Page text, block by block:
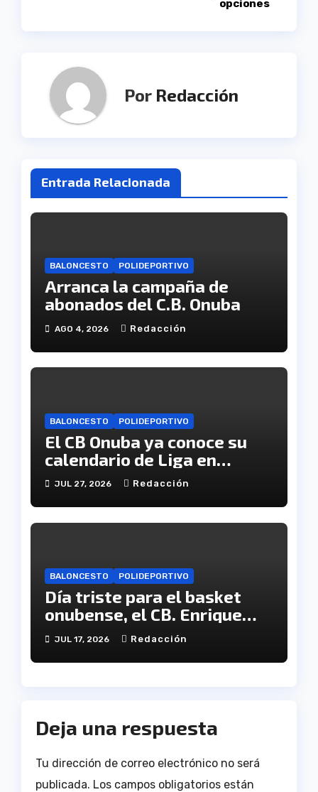
opciones
Por Redacción
Entrada Relacionada
BALONCESTO POLIDEPORTIVO
Arranca la campaña de
abonados del C.B. Onuba
AGO 4, 2026 Redacción
BALONCESTO POLIDEPORTIVO
El CB Onuba ya conoce su
calendario de Liga en
Tercera FEB
JUL 27, 2026 Redacción
BALONCESTO POLIDEPORTIVO
Día triste para el basket
onubense, el CB. Enrique
Benítez cesa en su
actividad como club
JUL 17, 2026 Redacción
Deja una respuesta
Tu dirección de correo electrónico no será
publicada. Los campos obligatorios están